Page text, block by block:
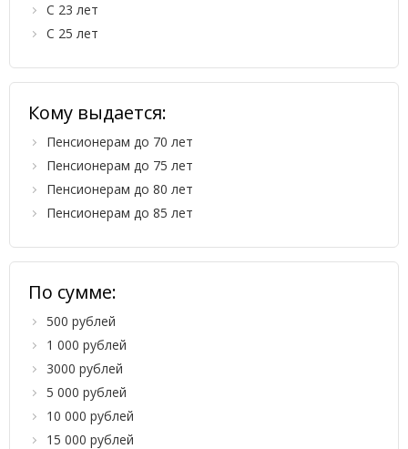
С 23 лет
С 25 лет
Кому выдается:
Пенсионерам до 70 лет
Пенсионерам до 75 лет
Пенсионерам до 80 лет
Пенсионерам до 85 лет
По сумме:
500 рублей
1 000 рублей
3000 рублей
5 000 рублей
10 000 рублей
15 000 рублей